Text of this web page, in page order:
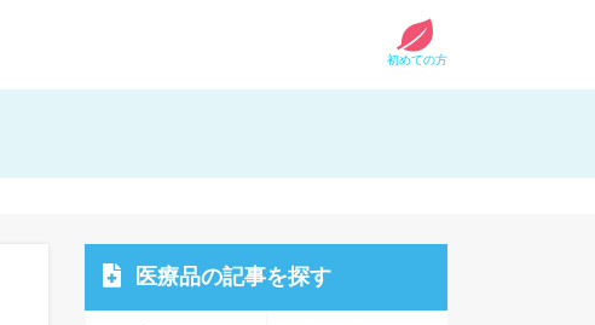
初めての方
医療品の記事を探す